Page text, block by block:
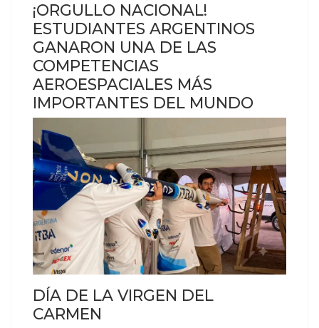
¡ORGULLO NACIONAL!
ESTUDIANTES ARGENTINOS
GANARON UNA DE LAS
COMPETENCIAS
AEROESPACIALES MÁS
IMPORTANTES DEL MUNDO
DÍA DE LA VIRGEN DEL
CARMEN